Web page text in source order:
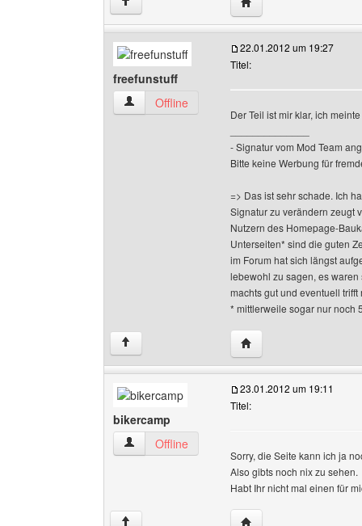
freefunstuff
freefunstuff Benutzer-Profile anzeigen
Offline
22.01.2012 um 19:27
Titel:
Der Teil ist mir klar, ich
- Signatur vom Mod Team
Bitte keine Werbung für
=> Das ist sehr schade. Ich
Signatur zu verändern zeugt
Nutzern des Homepage-
Unterseiten* sind die guten
im Forum hat sich längst
lebewohl zu sagen, es
machts gut und eventuell
* mittlerweile sogar nur noch
↑ Website dieses
bikercamp
bikercamp Benutzer-Profile anzeigen
Offline
23.01.2012 um 19:11
Titel:
Sorry, die Seite kann ich ja
Also gibts noch nix zu sehen.
Habt Ihr nicht mal einen für
↑ Website dieses